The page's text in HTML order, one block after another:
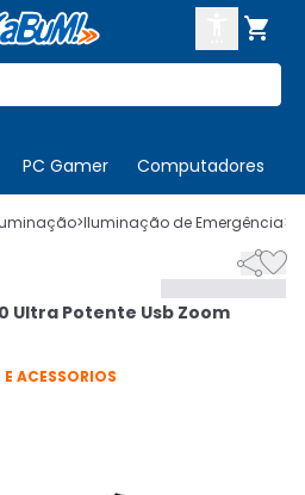

PC Gamer Computadores
SE
>Iluminação de Emergência>

Ultra Potente Usb Zoom
ACESSORIOS